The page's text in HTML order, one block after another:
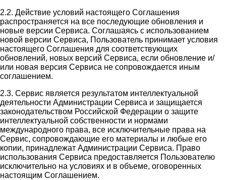
2.2. Действие условий настоящего Соглашения
распространяется на все последующие обновления и
новые версии Сервиса. Соглашаясь с использованием
новой версии Сервиса, Пользователь принимает условия
настоящего Соглашения для соответствующих
обновлений, новых версий Сервиса, если обновление и/
или новая версия Сервиса не сопровождается иным
соглашением.
2.3. Сервис является результатом интеллектуальной
деятельности Администрации Сервиса и защищается
законодательством Российской Федерации о защите
интеллектуальной собственности и нормами
международного права, все исключительные права на
Сервис, сопровождающие его материалы и любые его
копии, принадлежат Администрации Сервиса. Право
использования Сервиса предоставляется Пользователю
исключительно на условиях и в объеме, оговоренных
настоящим Соглашением.